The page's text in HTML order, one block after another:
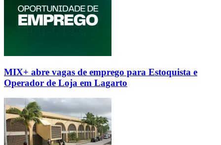
MIX+ abre vagas de emprego para Estoquista e
Operador de Loja em Lagarto